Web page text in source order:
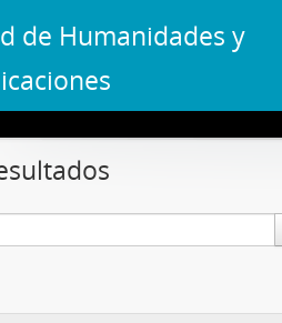
de Humanidades y